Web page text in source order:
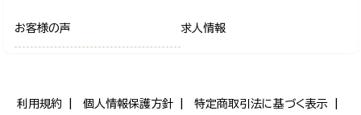
お客様の声 求人情報
利用規約 個人情報保護方針 特定商取引法に基づく表示